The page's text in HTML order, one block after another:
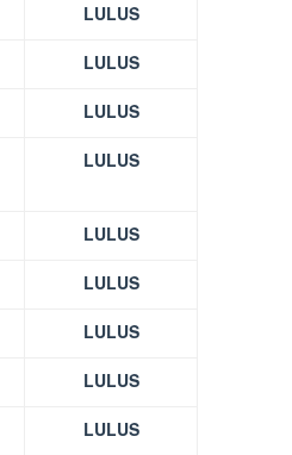
LULUS
LULUS
LULUS
LULUS
LULUS
LULUS
LULUS
LULUS
LULUS